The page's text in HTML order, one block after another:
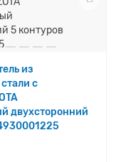
из
с
двухсторонний